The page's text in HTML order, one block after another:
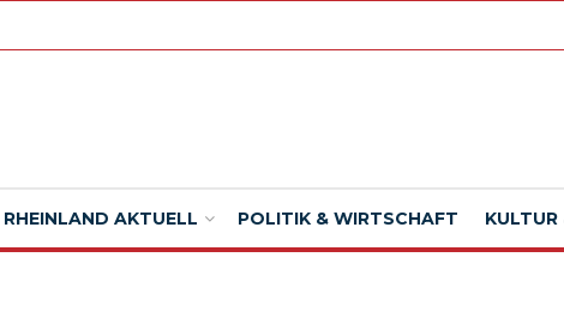
RHEINLAND AKTUELL POLITIK & WIRTSCHAFT KULTUR